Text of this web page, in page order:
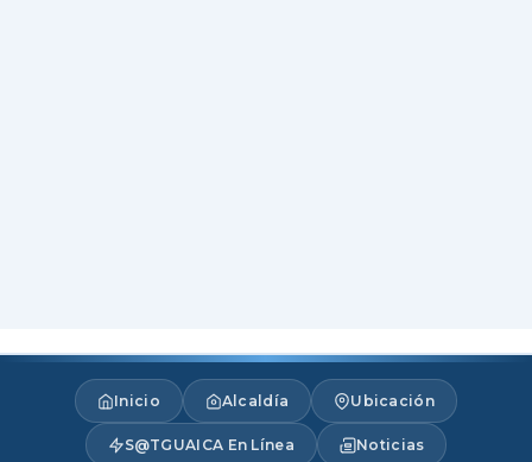
Inicio Alcaldía Ubicación
S@TGUAICA En Línea Noticias